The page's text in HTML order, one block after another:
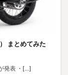
まとめてみた
発表 ・[…]